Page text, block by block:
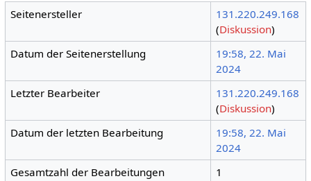
Seitenersteller
131.220.249.168
(Diskussion)
Datum der Seitenerstellung
19:58, 22. Mai
2024
Letzter Bearbeiter
131.220.249.168
(Diskussion)
Datum der letzten Bearbeitung
19:58, 22. Mai
2024
Gesamtzahl der Bearbeitungen
1